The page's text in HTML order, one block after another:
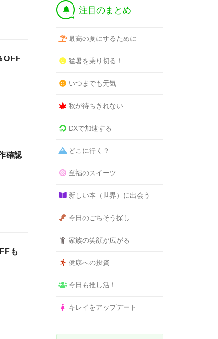
OFF
確認
も
† 注目のまとめ
最高の夏にするために
猛暑を乗り切る！
いつまでも元気
秋が待ちきれない
DXで加速する
どこに行く？
至福のスイーツ
新しい本（世界）に出会う
今日のごちそう探し
家族の笑顔が広がる
健康への投資
今日も推し活！
キレイをアップデート